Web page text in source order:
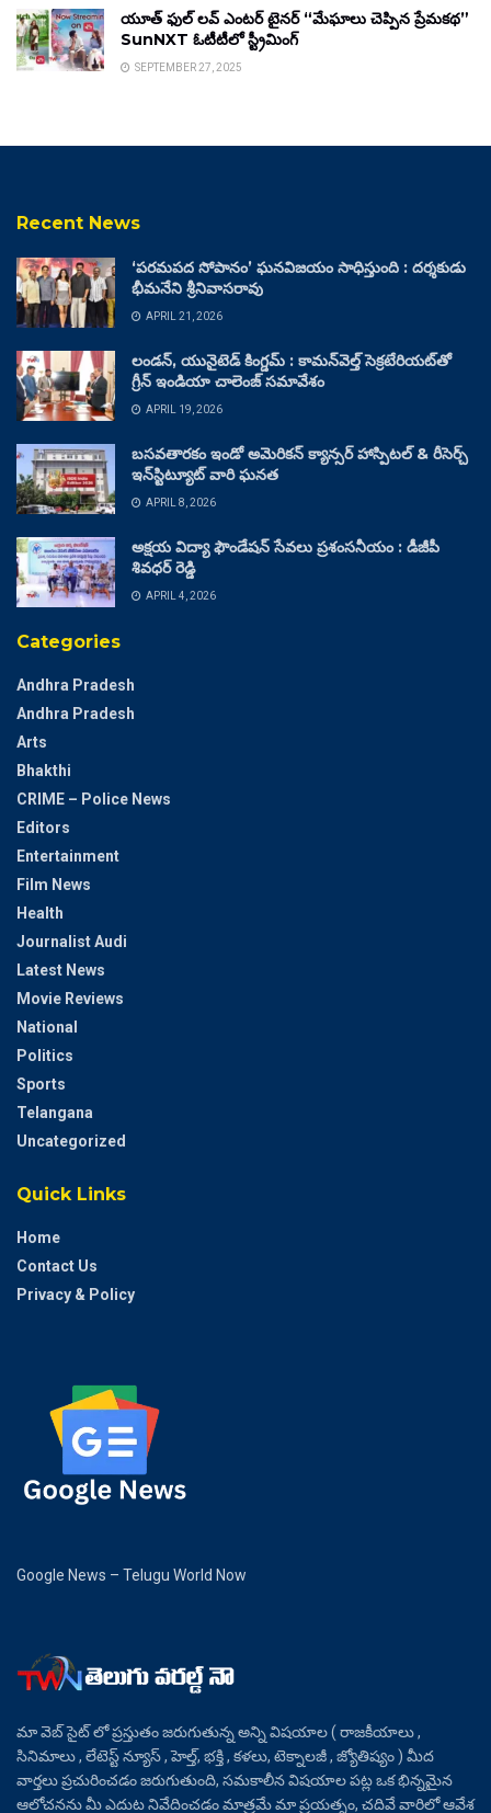
యూత్ ఫుల్ లవ్ ఎంటర్ టైనర్ “మేఘాలు చెప్పిన ప్రేమకథ”
SunNXT ఓటీటీలో స్ట్రీమింగ్
SEPTEMBER 27, 2025
Recent News
‘పరమపద సోపానం’ ఘనవిజయం సాధిస్తుంది : దర్శకుడు
భీమనేని శ్రీనివాసరావు
APRIL 21, 2026
లండన్, యునైటెడ్ కింగ్డమ్ : కామన్‌వెల్త్ సెక్రటేరియట్‌తో
గ్రీన్ ఇండియా చాలెంజ్ సమావేశం
APRIL 19, 2026
బసవతారకం ఇండో అమెరికన్ క్యాన్సర్ హాస్పిటల్ & రీసెర్చ్
ఇన్‌స్టిట్యూట్ వారి ఘనత
APRIL 8, 2026
అక్షయ విద్యా ఫౌండేషన్ సేవలు ప్రశంసనీయం : డీజీపీ
శివధర్ రెడ్డి
APRIL 4, 2026
Categories
Andhra Pradesh
Andhra Pradesh
Arts
Bhakthi
CRIME – Police News
Editors
Entertainment
Film News
Health
Journalist Audi
Latest News
Movie Reviews
National
Politics
Sports
Telangana
Uncategorized
Quick Links
Home
Contact Us
Privacy & Policy
Google News – Telugu World Now
మా వెబ్ సైట్ లో ప్రస్తుతం జరుగుతున్న అన్ని విషయాల ( రాజకీయాలు ,
సినిమాలు , లేటెస్ట్ న్యూస్ , హెల్త్, భక్తి , కళలు, టెక్నాలజీ , జ్యోతిష్యం ) మీద
వార్తలు ప్రచురించడం జరుగుతుంది, సమకాలీన విషయాల పట్ల ఒక భిన్నమైన
ఆలోచనను మీ ఎదుట నివేదించడం మాత్రమే మా ప్రయత్నం, చదివే వారిలో ఆవేశ